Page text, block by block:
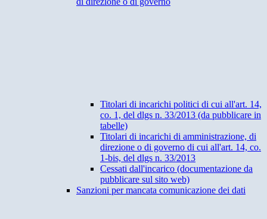
Titolari di incarichi politici di cui all'art. 14,
co. 1, del dlgs n. 33/2013 (da pubblicare in
tabelle)
Titolari di incarichi di amministrazione, di
direzione o di governo di cui all'art. 14, co.
1-bis, del dlgs n. 33/2013
Cessati dall'incarico (documentazione da
pubblicare sul sito web)
Sanzioni per mancata comunicazione dei dati